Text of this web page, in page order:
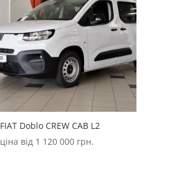
FIAT Doblo CREW CAB L2
ціна від 1 120 000 грн.